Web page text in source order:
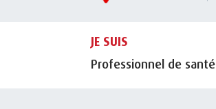
JE SUIS
Professionnel de santé